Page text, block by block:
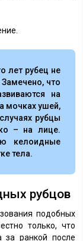
лет рубец не
что
на
мочках ушей,
рубцы
– на лице.
келоидные
тела.
рубцов
подобных
только, что
за ранкой после